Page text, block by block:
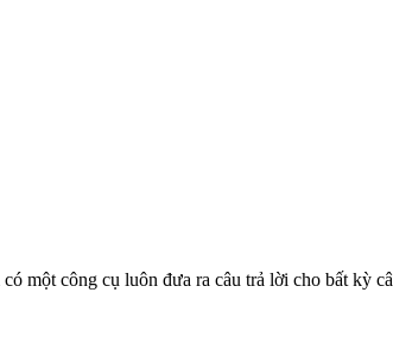
một công cụ luôn đưa ra câu trả lời cho bất kỳ